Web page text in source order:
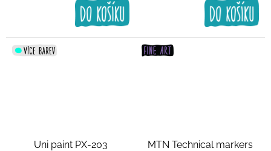
Uni paint PX-203
MTN Technical markers